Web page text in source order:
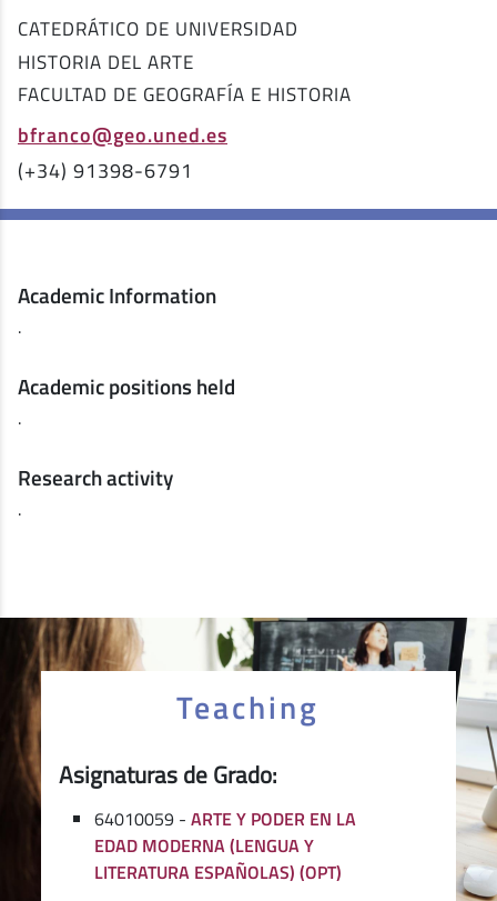
CATEDRÁTICO DE UNIVERSIDAD
HISTORIA DEL ARTE
FACULTAD DE GEOGRAFÍA E HISTORIA
bfranco@geo.uned.es
(+34) 91398-6791
Academic Information
.
Academic positions held
.
Research activity
.
Teaching
Asignaturas de Grado:
64010059 -ARTE Y PODER EN LA
EDAD MODERNA (LENGUA Y
LITERATURA ESPAÑOLAS) (OPT)